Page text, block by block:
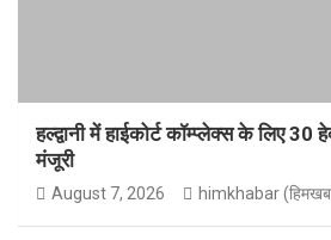
हल्द्वानी में हाईकोर्ट कॉम्प्लेक्स के लिए 30
मंजूरी
August 7, 2026 himkhabar